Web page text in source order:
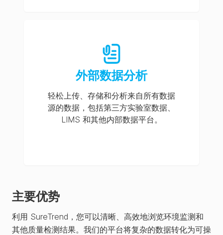
外部数据分析
轻松上传、存储和分析来自所有数据
源的数据，包括第三方实验室数据、
LIMS 和其他内部数据平台。
主要优势
利用 SureTrend，您可以清晰、高效地浏览环境监测和
其他质量检测结果。我们的平台将复杂的数据转化为可操